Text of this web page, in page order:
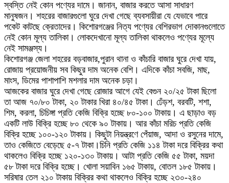
স্বস্তি নেই কোন পণ্যের দামে। জানান, বাজার করতে আসা সাধারণ
মানুষজন। শহরের বাজারগুলো ঘুরে দেখা গেছে ব্যবসায়ীরা যে যেভাবে পারে
পকেট কাটছে ক্রেতাদের। কিশোরগঞ্জের নিত্য পণ্যের বেশিরভাগ দোকানগুলোতে
নেই কোন মূল্য তালিকা। লোকদেখানো মূল্য তালিকা থাকলেও পণ্যের মূল্যে
নেই সামঞ্জস্য।
কিশোরগঞ্জ জেলা শহরের বড়বাজার,পুরান থানা ও কাঁচারি বাজার ঘুরে দেখা যায়,
রোজায় প্রয়োজনীয় সব কিছুর দাম অনেক বেশি। এদিকে কাঁচা সবজি, মাছ,
মাংস, ডিমের পাশাপাশি মশলার দাম অনেক চড়া।
আজকের বাজার ঘুরে দেখা গেছে রোজার আগে যেই বেগুন ২০/২৫ টাকা ছিলো
তা আজ ৭০/৮০ টাকা, ২০ টাকার খিরা ৪০/৪৫ টাকা। ঢেঁড়শ, বরবটি, শশা,
শিম, করলা, চিচিঙ্গা প্রতি কেজি বিক্রি হচ্ছে ৮০-১০০ টাকায়। এ ছাড়াও বড়
একটি লাউ বিক্রি হচ্ছে ৮০ থেকে ৯০ টাকায়। আর কাঁচা মরিচ প্রতি কেজি
বিক্রি হচ্ছে ১০০-১২০ টাকায়। কিছুটা নিয়ন্ত্রণে পেঁয়াজ, আদা ও রসুনের দামে,
তাও কেজিতে বেড়েছে ৫-৭ টাকা।চিনি প্রতি কেজি ১১৪ টাকা দরে বিক্রির কথা
থাকলেও বিক্রি হচ্ছে ১২০-১৩০ টাকায়। আটা প্রতি কেজি ৫৫ টাকা, ময়দা
৫৮ টাকা দরে বিক্রি হচ্ছে। খোলা সয়াবিন ১৬৫ টাকায়, বোতল ১৮৫ টাকায়।
সরিষার তেল ২১০ টাকায় বিক্রির কথা থাকলেও বিক্রি হচ্ছে ২৩০-২৪০